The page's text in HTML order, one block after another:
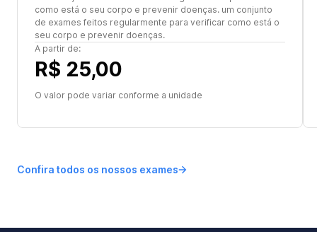
como está o seu corpo e prevenir doenças. um conjunto
de exames feitos regularmente para verificar como está o
seu corpo e prevenir doenças.
A partir de:
R$ 25,00
O valor pode variar conforme a unidade
Confira todos os nossos exames